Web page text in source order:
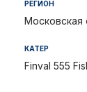
РЕГИОН
Московская
КАТЕР
Finval 555